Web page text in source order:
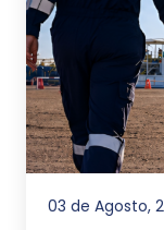
03 de Agosto,